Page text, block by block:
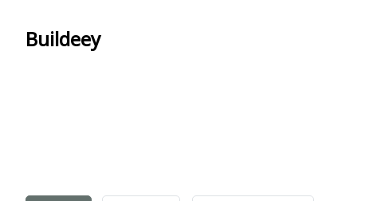
Buildeey